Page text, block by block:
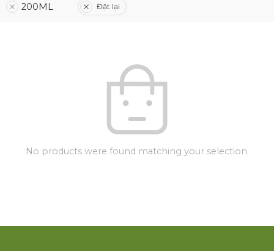
200ML Đặt lại
No products were found matching your selection.